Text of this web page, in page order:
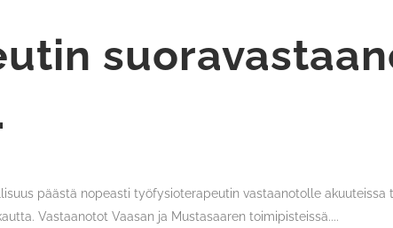
päästä nopeasti työfysioterapeutin vastaanotolle akuuteissa
Vastaanotot Vaasan ja Mustasaaren toimipisteissä....